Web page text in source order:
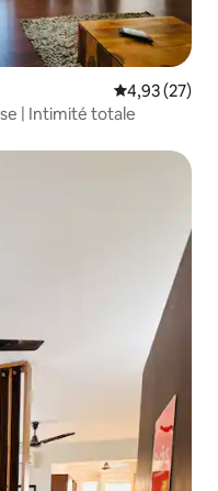
Évaluation
4,93 (27)
| Intimité totale